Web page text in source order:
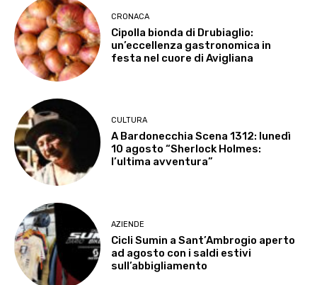
CRONACA
Cipolla bionda di Drubiaglio:
un’eccellenza gastronomica in
festa nel cuore di Avigliana
CULTURA
A Bardonecchia Scena 1312: lunedì
10 agosto “Sherlock Holmes:
l’ultima avventura”
AZIENDE
Cicli Sumin a Sant’Ambrogio aperto
ad agosto con i saldi estivi
sull’abbigliamento